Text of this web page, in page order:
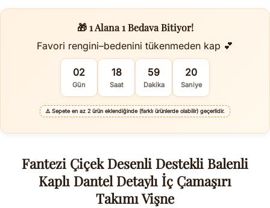
🎁 1 Alana 1 Bedava Bitiyor!
Favori rengini–bedenini tükenmeden kap 💕
02
Gün
18
Saat
59
Dakika
19
Saniye
⚠️ Sepete en az 2 ürün eklendiğinde (farklı ürünlerde olabilir) geçerlidir.
Fantezi Çiçek Desenli Destekli Balenli
Kaplı Dantel Detaylı İç Çamaşırı
Takımı Vişne